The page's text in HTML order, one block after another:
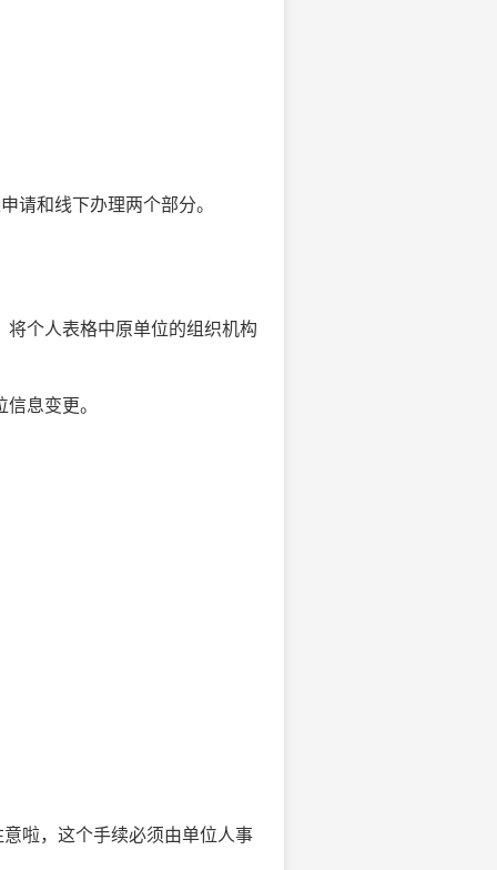
请和线下办理两个部分。
个人表格中原单位的组织机构
息变更。
啦，这个手续必须由单位人事